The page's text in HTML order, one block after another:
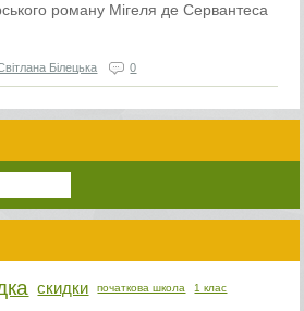
роману Мігеля де Сервантеса
Білецька 0
скидки початкова школа 1 клас